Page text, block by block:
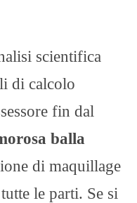
scientifica
di calcolo
fin dal
balla
di maquillage
le parti. Se si